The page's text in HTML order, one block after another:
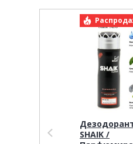
SHAIK /